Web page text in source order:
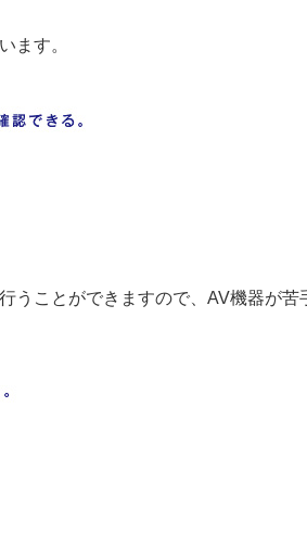
ます。
うことができますので、AV機器が